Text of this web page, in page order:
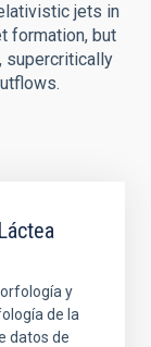
jets in
formation, but
supercritically
y
de la
datos de